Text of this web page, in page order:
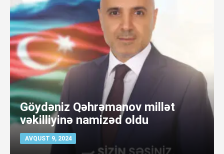
Göydəniz Qəhrəmanov millət
vəkilliyinə namizəd oldu
AVQUST 9, 2024